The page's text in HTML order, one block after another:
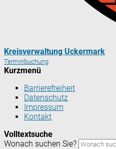
Kreisverwaltung Uckermark
Terminbuchung
Kurzmenü
Barrierefreiheit
Datenschutz
Impressum
Kontakt
Volltextsuche
Wonach suchen Sie?